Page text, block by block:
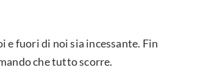
e fuori di noi sia incessante. Fin
che tutto scorre.